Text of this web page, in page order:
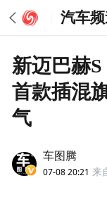
汽车
新迈巴赫
首款插混
气
车图腾
07-08 20:21 来